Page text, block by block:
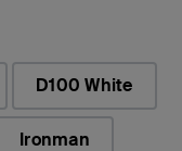
D100 White
Ironman